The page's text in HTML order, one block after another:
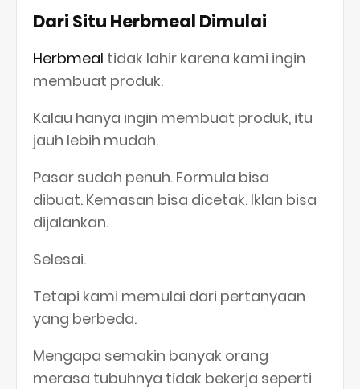
Dari Situ Herbmeal Dimulai
Herbmeal tidak lahir karena kami ingin
membuat produk.
Kalau hanya ingin membuat produk, itu
jauh lebih mudah.
Pasar sudah penuh. Formula bisa
dibuat. Kemasan bisa dicetak. Iklan bisa
dijalankan.
Selesai.
Tetapi kami memulai dari pertanyaan
yang berbeda.
Mengapa semakin banyak orang
merasa tubuhnya tidak bekerja seperti